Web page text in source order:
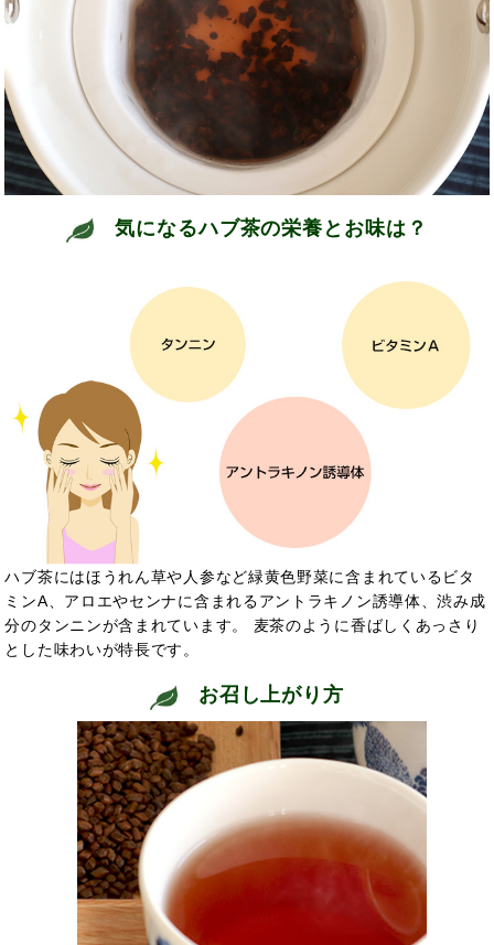
気になるハブ茶の栄養とお味は？
ハブ茶にはほうれん草や人参など緑黄色野菜に含まれているビタ
ミンA、アロエやセンナに含まれるアントラキノン誘導体、渋み成
分のタンニンが含まれています。 麦茶のように香ばしくあっさり
とした味わいが特長です。
お召し上がり方